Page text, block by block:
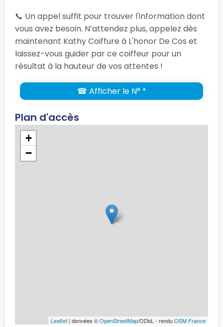
📞 Un appel suffit pour trouver l'information dont
vous avez besoin. N’attendez plus, appelez dès
maintenant Kathy Coiffure à L'honor De Cos et
laissez-vous guider par ce coiffeur pour un
résultat à la hauteur de vos attentes !
☎ Afficher le N° *
Plan d'accès
+
−
Leaflet | données ©OpenStreetMap/ODbL - renduOSM France